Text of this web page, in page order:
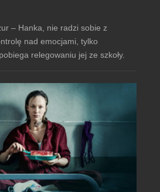
– Hanka, nie radzi sobie z
nad emocjami, tylko
relegowaniu jej ze szkoły.